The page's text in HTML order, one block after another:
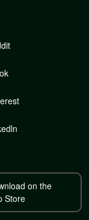
on the
Store